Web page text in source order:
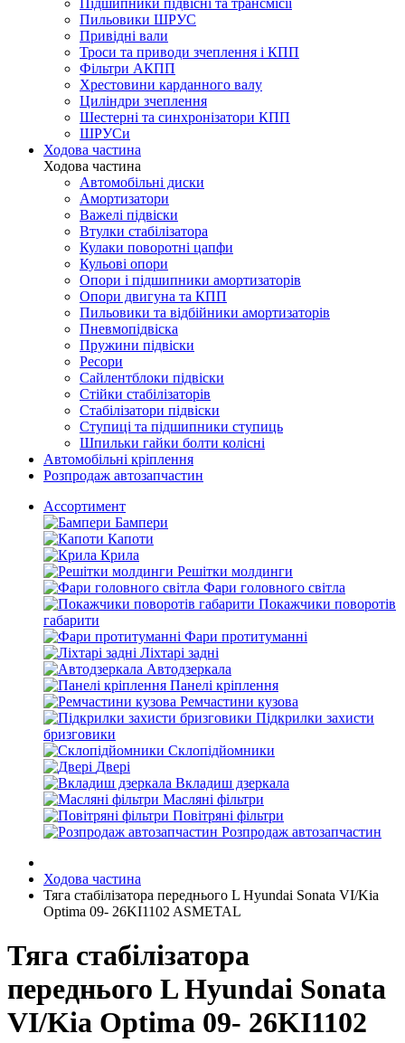
Підшипники підвісні та трансмісії
Пильовики ШРУС
Привідні вали
Троси та приводи зчеплення і КПП
Фільтри АКПП
Хрестовини карданного валу
Циліндри зчеплення
Шестерні та синхронізатори КПП
ШРУСи
Ходова частина
Ходова частина
Автомобільні диски
Амортизатори
Важелі підвіски
Втулки стабілізатора
Кулаки поворотні цапфи
Кульові опори
Опори і підшипники амортизаторів
Опори двигуна та КПП
Пильовики та відбійники амортизаторів
Пневмопідвіска
Пружини підвіски
Ресори
Сайлентблоки підвіски
Стійки стабілізаторів
Стабілізатори підвіски
Ступиці та підшипники ступиць
Шпильки гайки болти колісні
Автомобільні кріплення
Розпродаж автозапчастин
Ассортимент
Бампери
Капоти
Крила
Решітки молдинги
Фари головного світла
Покажчики поворотів
габарити
Фари протитуманні
Ліхтарі задні
Автодзеркала
Панелі кріплення
Ремчастини кузова
Підкрилки захисти
бризговики
Склопідйомники
Двері
Вкладиш дзеркала
Масляні фільтри
Повітряні фільтри
Розпродаж автозапчастин
Ходова частина
Тяга стабілізатора переднього L Hyundai Sonata VI/Kia
Optima 09- 26KI1102 ASMETAL
Тяга стабілізатора
переднього L Hyundai Sonata
VI/Kia Optima 09- 26KI1102